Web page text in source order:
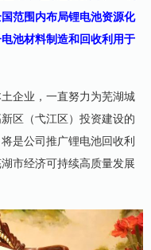
范围内布局锂电池资源化
池材料制造和回收利用于
企业，一直努力为芜湖城
区（弋江区）投资建设的
是公司推广锂电池回收利
市经济可持续高质量发展